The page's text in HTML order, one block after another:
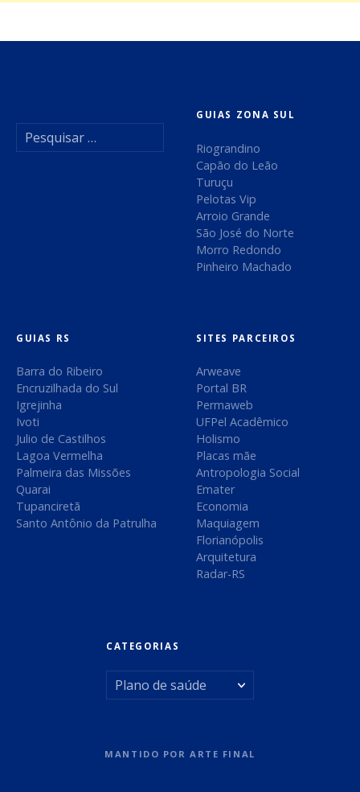
:
GUIAS ZONA SUL
Riograndino
Capão do Leão
Turuçu
Pelotas Vip
Arroio Grande
São José do Norte
Morro Redondo
Pinheiro Machado
GUIAS RS
Barra do Ribeiro
Encruzilhada do Sul
Igrejinha
Ivoti
Julio de Castilhos
Lagoa Vermelha
Palmeira das Missões
Quarai
Tupanciretã
Santo Antônio da Patrulha
SITES PARCEIROS
Arweave
Portal BR
Permaweb
UFPel Acadêmico
Holismo
Placas mãe
Antropologia Social
Emater
Economia
Maquiagem
Florianópolis
Arquitetura
Radar-RS
CATEGORIAS
e
MANTIDO PORARTE FINAL